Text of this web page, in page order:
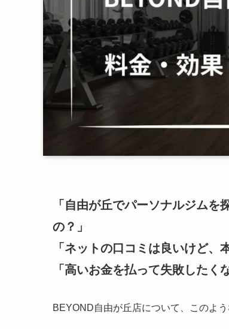
「自由が丘でパーソナルジム
の？」
「ネットの口コミは良いけど
「高いお金を払って失敗したく
BEYOND自由が丘店について、このよ